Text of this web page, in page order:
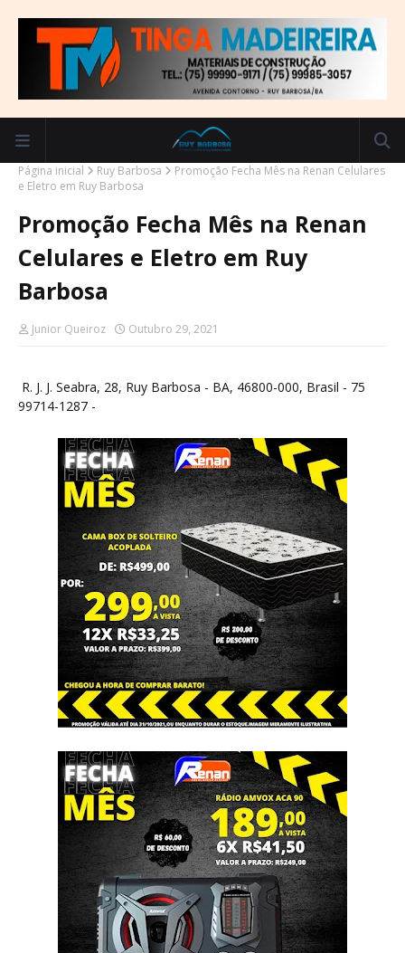
Página inicial Ruy Barbosa
Promoção Fecha Mês na Renan Celulares
e Eletro em Ruy Barbosa
Promoção Fecha Mês na Renan
Celulares e Eletro em Ruy
Barbosa
Junior Queiroz Outubro 29, 2021
R. J. J. Seabra, 28, Ruy Barbosa - BA, 46800-000, Brasil - 75
99714-1287 -